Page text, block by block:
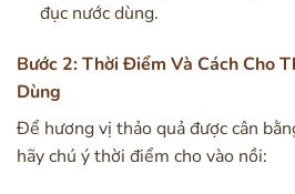
đục nước dùng.
Bước 2: Thời Điểm Và Cách Cho
Dùng
Để hương vị thảo quả được cân
hãy chú ý thời điểm cho vào nồi: